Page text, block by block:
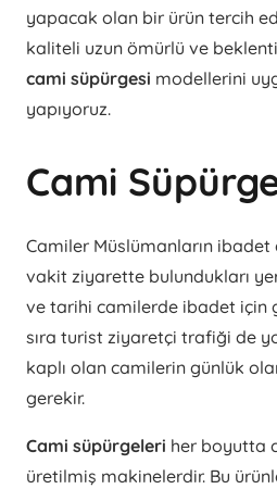
yapacak olan bir ürün tercih
kaliteli uzun ömürlü ve
cami süpürgesi modellerini
yapıyoruz.
Cami
Camiler Müslümanların
vakit ziyarette bulundukları
ve tarihi camilerde ibadet için
sıra turist ziyaretçi trafiği de
kaplı olan camilerin günlük
gerekir.
Cami süpürgeleri her boyutta
üretilmiş makinelerdir. Bu